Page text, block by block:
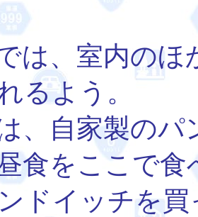
は、室内のほ
るよう。
自家製のパ
食をここで
ドイッチを